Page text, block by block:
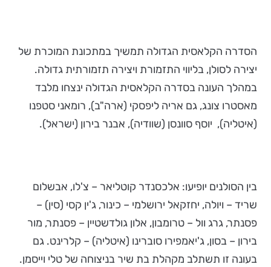
הסדרה הקלאסית הגדולה תמשיך במתכונת המוכרת של
יצירה לסולן, בליווי התזמורת ויצירה תזמורתית גדולה.
במהלך העונה בסדרה הקלאסית הגדולה ינצחו מלבד
מאסטרו צונג, גם אריה ליפסקי (ארה"ב), רומאני סטפנו
(איטליה), יוסף סוונסן (שוודיה), אבנר בירון (ישראל).
בין הסולנים יופיעו: אלכסנדר קוטליאר – צ'לו, אבשלום
שריד – ויולה, יחזקאל ירושלמי – כינור, ג'ין קסי (סין) –
פסנתר, גרג וול – טרומבון, אלון גולדשטיין – פסנתר, מור
בירון – בסון, ג'יאמפירו סוברינו (איטליה) – קלרינט. גם
בעונה זו תשתלב מקהלת בת שיר בניצוחה של טלי וייסמן.